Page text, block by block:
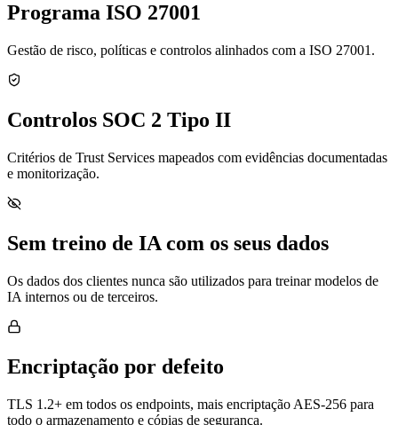
Programa ISO 27001
Gestão de risco, políticas e controlos alinhados com a ISO 27001.
Controlos SOC 2 Tipo II
Critérios de Trust Services mapeados com evidências documentadas
e monitorização.
Sem treino de IA com os seus dados
Os dados dos clientes nunca são utilizados para treinar modelos de
IA internos ou de terceiros.
Encriptação por defeito
TLS 1.2+ em todos os endpoints, mais encriptação AES-256 para
todo o armazenamento e cópias de segurança.